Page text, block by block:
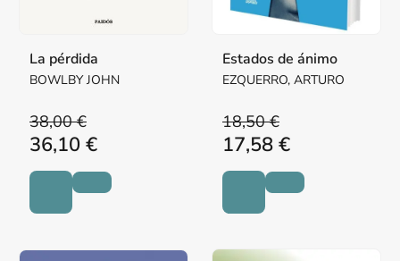
La pérdida
BOWLBY JOHN
38,00 €
36,10 €
Estados de ánimo
EZQUERRO, ARTURO
18,50 €
17,58 €